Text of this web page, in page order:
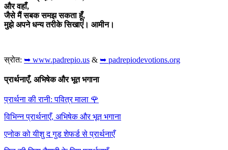
और वहाँ,
जैसे मैं सबक समझ सकता हूँ,
मुझे अपने धन्य तरीके सिखाएं। आमीन।
स्रोत: ➥ www.padrepio.us & ➥ padrepiodevotions.org
प्रार्थनाएँ, अभिषेक और भूत भगाना
प्रार्थना की रानी: पवित्र माला 🌹
विभिन्न प्रार्थनाएँ, अभिषेक और भूत भगाना
एनोक को यीशु द गुड शेफर्ड से प्रार्थनाएँ